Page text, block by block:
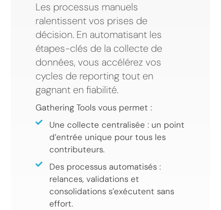
Les processus manuels
ralentissent vos prises de
décision. En automatisant les
étapes-clés de la collecte de
données, vous accélérez vos
cycles de reporting tout en
gagnant en fiabilité.
Gathering Tools vous permet :
Une collecte centralisée : un point
d’entrée unique pour tous les
contributeurs.
Des processus automatisés :
relances, validations et
consolidations s’exécutent sans
effort.